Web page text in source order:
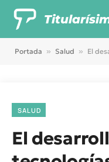
Portada » Salud » El desarrollo de
SALUD
El